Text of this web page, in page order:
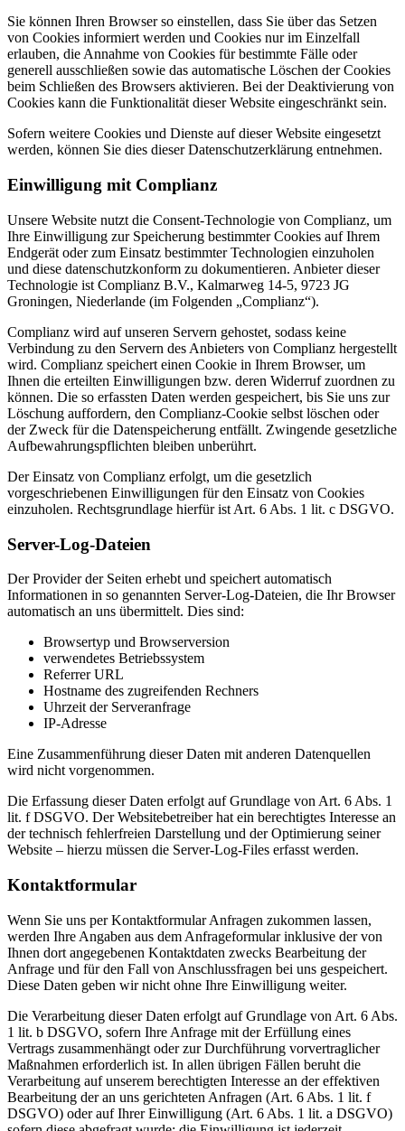
Sie können Ihren Browser so einstellen, dass Sie über das Setzen
von Cookies informiert werden und Cookies nur im Einzelfall
erlauben, die Annahme von Cookies für bestimmte Fälle oder
generell ausschließen sowie das automatische Löschen der Cookies
beim Schließen des Browsers aktivieren. Bei der Deaktivierung von
Cookies kann die Funktionalität dieser Website eingeschränkt sein.
Sofern weitere Cookies und Dienste auf dieser Website eingesetzt
werden, können Sie dies dieser Datenschutzerklärung entnehmen.
Einwilligung mit Complianz
Unsere Website nutzt die Consent-Technologie von Complianz, um
Ihre Einwilligung zur Speicherung bestimmter Cookies auf Ihrem
Endgerät oder zum Einsatz bestimmter Technologien einzuholen
und diese datenschutzkonform zu dokumentieren. Anbieter dieser
Technologie ist Complianz B.V., Kalmarweg 14-5, 9723 JG
Groningen, Niederlande (im Folgenden „Complianz“).
Complianz wird auf unseren Servern gehostet, sodass keine
Verbindung zu den Servern des Anbieters von Complianz hergestellt
wird. Complianz speichert einen Cookie in Ihrem Browser, um
Ihnen die erteilten Einwilligungen bzw. deren Widerruf zuordnen zu
können. Die so erfassten Daten werden gespeichert, bis Sie uns zur
Löschung auffordern, den Complianz-Cookie selbst löschen oder
der Zweck für die Datenspeicherung entfällt. Zwingende gesetzliche
Aufbewahrungspflichten bleiben unberührt.
Der Einsatz von Complianz erfolgt, um die gesetzlich
vorgeschriebenen Einwilligungen für den Einsatz von Cookies
einzuholen. Rechtsgrundlage hierfür ist Art. 6 Abs. 1 lit. c DSGVO.
Server-Log-Dateien
Der Provider der Seiten erhebt und speichert automatisch
Informationen in so genannten Server-Log-Dateien, die Ihr Browser
automatisch an uns übermittelt. Dies sind:
Browsertyp und Browserversion
verwendetes Betriebssystem
Referrer URL
Hostname des zugreifenden Rechners
Uhrzeit der Serveranfrage
IP-Adresse
Eine Zusammenführung dieser Daten mit anderen Datenquellen
wird nicht vorgenommen.
Die Erfassung dieser Daten erfolgt auf Grundlage von Art. 6 Abs. 1
lit. f DSGVO. Der Websitebetreiber hat ein berechtigtes Interesse an
der technisch fehlerfreien Darstellung und der Optimierung seiner
Website – hierzu müssen die Server-Log-Files erfasst werden.
Kontaktformular
Wenn Sie uns per Kontaktformular Anfragen zukommen lassen,
werden Ihre Angaben aus dem Anfrageformular inklusive der von
Ihnen dort angegebenen Kontaktdaten zwecks Bearbeitung der
Anfrage und für den Fall von Anschlussfragen bei uns gespeichert.
Diese Daten geben wir nicht ohne Ihre Einwilligung weiter.
Die Verarbeitung dieser Daten erfolgt auf Grundlage von Art. 6 Abs.
1 lit. b DSGVO, sofern Ihre Anfrage mit der Erfüllung eines
Vertrags zusammenhängt oder zur Durchführung vorvertraglicher
Maßnahmen erforderlich ist. In allen übrigen Fällen beruht die
Verarbeitung auf unserem berechtigten Interesse an der effektiven
Bearbeitung der an uns gerichteten Anfragen (Art. 6 Abs. 1 lit. f
DSGVO) oder auf Ihrer Einwilligung (Art. 6 Abs. 1 lit. a DSGVO)